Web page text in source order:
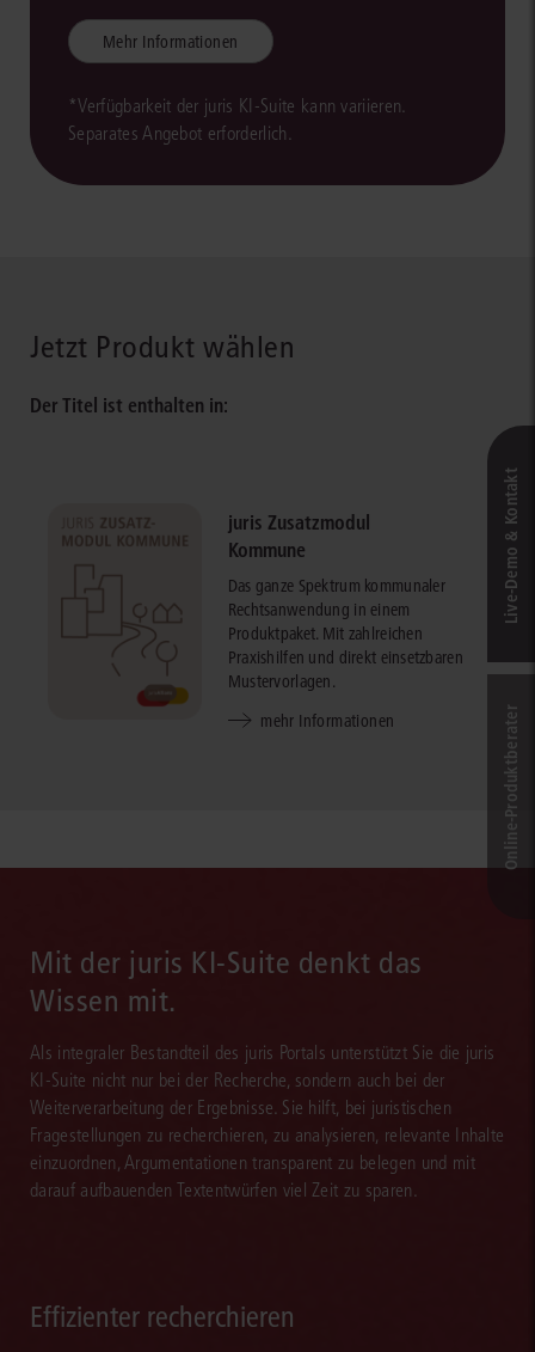
Mehr Informationen
*Verfügbarkeit der juris KI-Suite kann variieren.
Separates Angebot erforderlich.
Jetzt Produkt wählen
Der Titel ist enthalten in:
juris Zusatzmodul
Kommune
Das ganze Spektrum kommunaler
Rechtsanwendung in einem
Produktpaket. Mit zahlreichen
Praxishilfen und direkt einsetzbaren
Mustervorlagen.
mehr Informationen
Mit der juris KI-Suite denkt das
Wissen mit.
Als integraler Bestandteil des juris Portals unterstützt Sie die juris
KI-Suite nicht nur bei der Recherche, sondern auch bei der
Weiterverarbeitung der Ergebnisse. Sie hilft, bei juristischen
Fragestellungen zu recherchieren, zu analysieren, relevante Inhalte
einzuordnen, Argumentationen transparent zu belegen und mit
darauf aufbauenden Textentwürfen viel Zeit zu sparen.
Effizienter recherchieren
Live‑Demo & Kontakt
Online-Produkt­berater